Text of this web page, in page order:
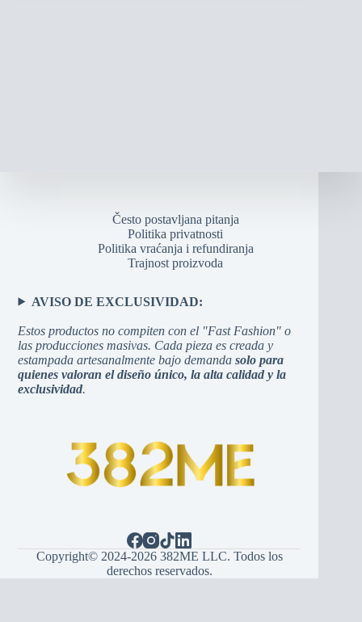
Često postavljana pitanja
Politika privatnosti
Politika vraćanja i refundiranja
Trajnost proizvoda
AVISO DE EXCLUSIVIDAD:
Estos productos no compiten con el "Fast Fashion" o
las producciones masivas. Cada pieza es creada y
estampada artesanalmente bajo demandasolo para
quienes valoran el diseño único, la alta calidad y la
exclusividad.
Copyright© 2024-2026 382ME LLC. Todos los
derechos reservados.